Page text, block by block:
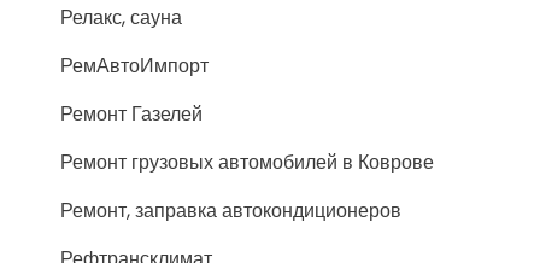
Релакс, сауна
РемАвтоИмпорт
Ремонт Газелей
Ремонт грузовых автомобилей в Коврове
Ремонт, заправка автокондиционеров